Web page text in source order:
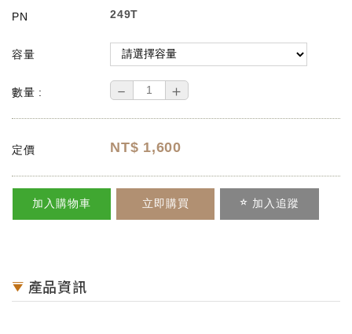
PN 249T
容量
數量 : － ＋
定價 NT$ 1,600
加入購物車 立即購買 加入追蹤
產品資訊